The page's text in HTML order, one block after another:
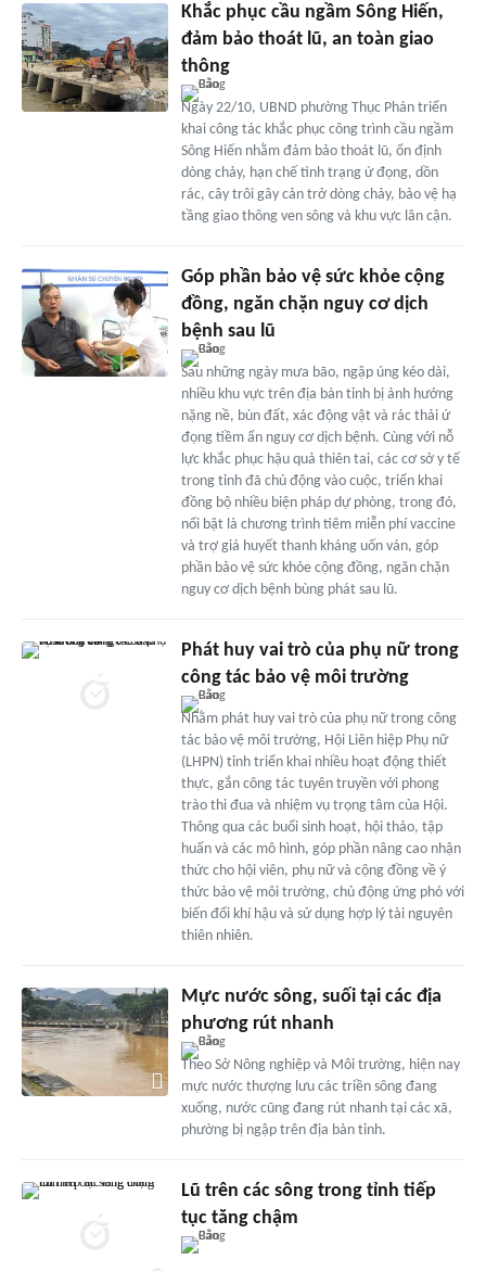
Khắc phục cầu ngầm Sông Hiến,
đảm bảo thoát lũ, an toàn giao
thông
Ngày 22/10, UBND phường Thục Phán triển
khai công tác khắc phục công trình cầu ngầm
Sông Hiến nhằm đảm bảo thoát lũ, ổn định
dòng chảy, hạn chế tình trạng ứ đọng, dồn
rác, cây trôi gây cản trở dòng chảy, bảo vệ hạ
tầng giao thông ven sông và khu vực lân cận.
Góp phần bảo vệ sức khỏe cộng
đồng, ngăn chặn nguy cơ dịch
bệnh sau lũ
Sau những ngày mưa bão, ngập úng kéo dài,
nhiều khu vực trên địa bàn tỉnh bị ảnh hưởng
nặng nề, bùn đất, xác động vật và rác thải ứ
đọng tiềm ẩn nguy cơ dịch bệnh. Cùng với nỗ
lực khắc phục hậu quả thiên tai, các cơ sở y tế
trong tỉnh đã chủ động vào cuộc, triển khai
đồng bộ nhiều biện pháp dự phòng, trong đó,
nổi bật là chương trình tiêm miễn phí vaccine
và trợ giá huyết thanh kháng uốn ván, góp
phần bảo vệ sức khỏe cộng đồng, ngăn chặn
nguy cơ dịch bệnh bùng phát sau lũ.
Phát huy vai trò của phụ nữ trong
công tác bảo vệ môi trường
Nhằm phát huy vai trò của phụ nữ trong công
tác bảo vệ môi trường, Hội Liên hiệp Phụ nữ
(LHPN) tỉnh triển khai nhiều hoạt động thiết
thực, gắn công tác tuyên truyền với phong
trào thi đua và nhiệm vụ trọng tâm của Hội.
Thông qua các buổi sinh hoạt, hội thảo, tập
huấn và các mô hình, góp phần nâng cao nhận
thức cho hội viên, phụ nữ và cộng đồng về ý
thức bảo vệ môi trường, chủ động ứng phó với
biến đổi khí hậu và sử dụng hợp lý tài nguyên
thiên nhiên.
Mực nước sông, suối tại các địa
phương rút nhanh
Theo Sở Nông nghiệp và Môi trường, hiện nay
mực nước thượng lưu các triền sông đang
xuống, nước cũng đang rút nhanh tại các xã,
phường bị ngập trên địa bàn tỉnh.
Lũ trên các sông trong tỉnh tiếp
tục tăng chậm